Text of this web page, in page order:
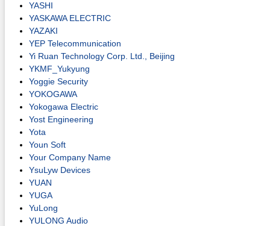
YASHI
YASKAWA ELECTRIC
YAZAKI
YEP Telecommunication
Yi Ruan Technology Corp. Ltd., Beijing
YKMF_Yukyung
Yoggie Security
YOKOGAWA
Yokogawa Electric
Yost Engineering
Yota
Youn Soft
Your Company Name
YsuLyw Devices
YUAN
YUGA
YuLong
YULONG Audio